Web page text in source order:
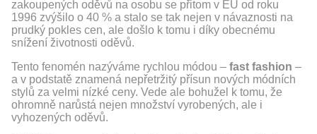
zakoupených oděvů na osobu se přitom v EU od roku
1996 zvýšilo o 40 % a stalo se tak nejen v návaznosti na
prudký pokles cen, ale došlo k tomu i díky obecnému
snížení životnosti oděvů.
Tento fenomén nazýváme rychlou módou – fast fashion –
a v podstatě znamená nepřetržitý přísun nových módních
stylů za velmi nízké ceny. Vede ale bohužel k tomu, že
ohromně narůstá nejen množství vyrobených, ale i
vyhozených oděvů.